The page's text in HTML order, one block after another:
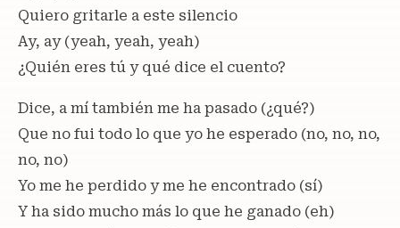
Quiero gritarle a este silencio
Ay, ay (yeah, yeah, yeah)
¿Quién eres tú y qué dice el cuento?
Dice, a mí también me ha pasado (¿qué?)
Que no fui todo lo que yo he esperado (no, no, no,
no, no)
Yo me he perdido y me he encontrado (sí)
Y ha sido mucho más lo que he ganado (eh)